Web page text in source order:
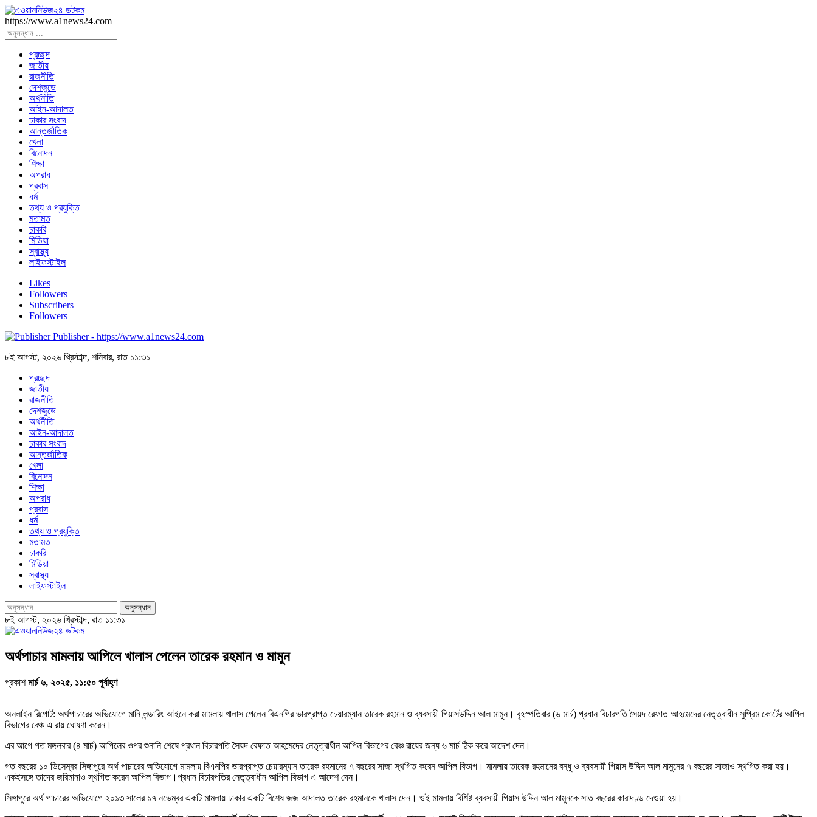
https://www.a1news24.com
প্রচ্ছদ
জাতীয়
রাজনীতি
দেশজুডে
অর্থনীতি
আইন-আদালত
ঢাকার সংবাদ
আন্তর্জাতিক
খেলা
বিনোদন
শিক্ষা
অপরাধ
প্রবাস
ধর্ম
তথ্য ও প্রযুক্তি
মতামত
চাকরি
মিডিয়া
স্বাস্থ্য
লাইফস্টাইল
Likes
Followers
Subscribers
Followers
Publisher - https://www.a1news24.com
৮ই আগস্ট, ২০২৬ খ্রিস্টাব্দ, শনিবার, রাত ১১:৩১
প্রচ্ছদ
জাতীয়
রাজনীতি
দেশজুডে
অর্থনীতি
আইন-আদালত
ঢাকার সংবাদ
আন্তর্জাতিক
খেলা
বিনোদন
শিক্ষা
অপরাধ
প্রবাস
ধর্ম
তথ্য ও প্রযুক্তি
মতামত
চাকরি
মিডিয়া
স্বাস্থ্য
লাইফস্টাইল
৮ই আগস্ট, ২০২৬ খ্রিস্টাব্দ, রাত ১১:৩১
অর্থপাচার মামলায় আপিলে খালাস পেলেন তারেক রহমান ও মামুন
প্রকাশমার্চ ৬, ২০২৫, ১১:৫০ পূর্বাহ্ণ
অনলাইন রিপোর্ট: অর্থপাচারের অভিযোগে মানি লন্ডারিং আইনে করা মামলায় খালাস পেলেন বিএনপির ভারপ্রাপ্ত চেয়ারম্যান তারেক রহমান ও ব্যবসায়ী গিয়াসউদ্দিন আল মামুন। বৃহস্পতিবার (৬ মার্চ) প্রধান বিচারপতি সৈয়দ রেফাত আহমেদের নেতৃত্বাধীন সুপ্রিম কোর্টের আপিল
বিভাগের বেঞ্চ এ রায় ঘোষণা করেন।
এর আগে গত মঙ্গলবার (৪ মার্চ) আপিলের ওপর শুনানি শেষে প্রধান বিচারপতি সৈয়দ রেফাত আহমেদের নেতৃত্বাধীন আপিল বিভাগের বেঞ্চ রায়ের জন্য ৬ মার্চ ঠিক করে আদেশ দেন।
গত বছরের ১০ ডিসেম্বর সিঙ্গাপুরে অর্থ পাচারের অভিযোগে মামলায় বিএনপির ভারপ্রাপ্ত চেয়ারম্যান তারেক রহমানের ৭ বছরের সাজা স্থগিত করেন আপিল বিভাগ। মামলায় তারেক রহমানের বন্ধু ও ব্যবসায়ী গিয়াস উদ্দিন আল মামুনের ৭ বছরের সাজাও স্থগিত করা হয়।
একইসঙ্গে তাদের জরিমানাও স্থগিত করেন আপিল বিভাগ।প্রধান বিচারপতির নেতৃত্বাধীন আপিল বিভাগ এ আদেশ দেন।
সিঙ্গাপুরে অর্থ পাচারের অভিযোগে ২০১৩ সালের ১৭ নভেম্বর একটি মামলায় ঢাকার একটি বিশেষ জজ আদালত তারেক রহমানকে খালাস দেন। ওই মামলায় বিশিষ্ট ব্যবসায়ী গিয়াস উদ্দিন আল মামুনকে সাত বছরের কারাদণ্ড দেওয়া হয়।